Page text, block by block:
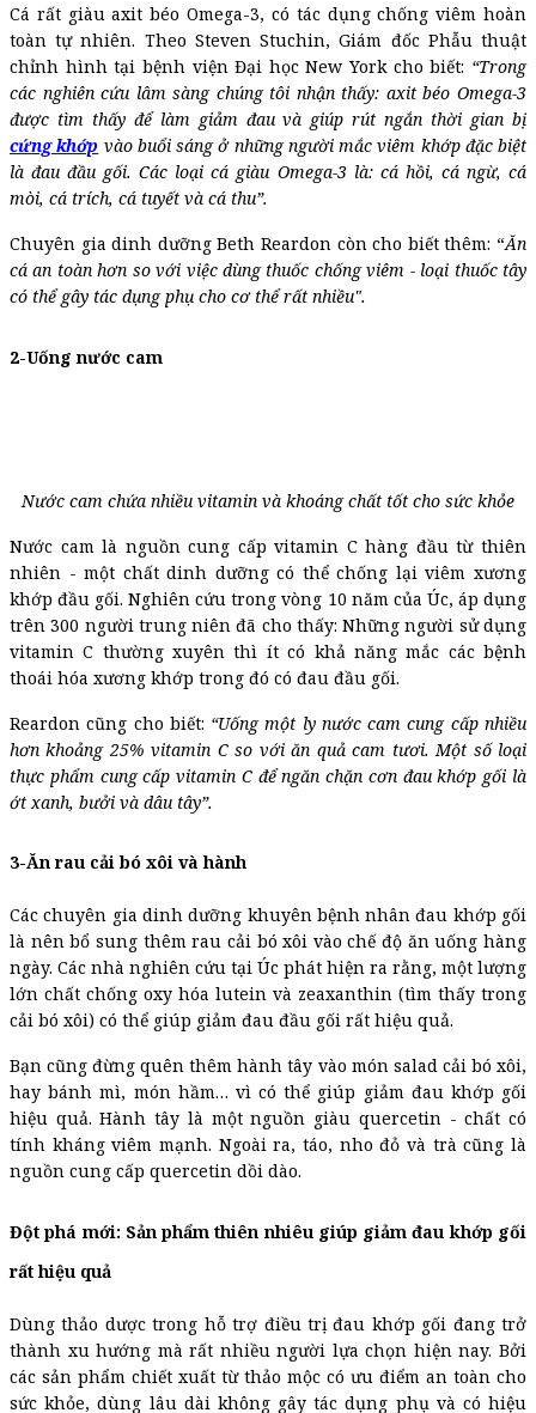
Cá rất giàu axit béo Omega-3, có tác dụng chống viêm hoàn
toàn tự nhiên. Theo Steven Stuchin, Giám đốc Phẫu thuật
chỉnh hình tại bệnh viện Đại học New York cho biết: “Trong
các nghiên cứu lâm sàng chúng tôi nhận thấy: axit béo Omega-3
được tìm thấy để làm giảm đau và giúp rút ngắn thời gian bị
cứng khớp vào buổi sáng ở những người mắc viêm khớp đặc biệt
là đau đầu gối. Các loại cá giàu Omega-3 là: cá hồi, cá ngừ, cá
mòi, cá trích, cá tuyết và cá thu”.
Chuyên gia dinh dưỡng Beth Reardon còn cho biết thêm: “Ăn
cá an toàn hơn so với việc dùng thuốc chống viêm - loại thuốc tây
có thể gây tác dụng phụ cho cơ thể rất nhiều".
2-Uống nước cam
Nước cam chứa nhiều vitamin và khoáng chất tốt cho sức khỏe
Nước cam là nguồn cung cấp vitamin C hàng đầu từ thiên
nhiên - một chất dinh dưỡng có thể chống lại viêm xương
khớp đầu gối. Nghiên cứu trong vòng 10 năm của Úc, áp dụng
trên 300 người trung niên đã cho thấy: Những người sử dụng
vitamin C thường xuyên thì ít có khả năng mắc các bệnh
thoái hóa xương khớp trong đó có đau đầu gối.
Reardon cũng cho biết: “Uống một ly nước cam cung cấp nhiều
hơn khoảng 25% vitamin C so với ăn quả cam tươi. Một số loại
thực phẩm cung cấp vitamin C để ngăn chặn cơn đau khớp gối là
ớt xanh, bưởi và dâu tây”.
3-Ăn rau cải bó xôi và hành
Các chuyên gia dinh dưỡng khuyên bệnh nhân đau khớp gối
là nên bổ sung thêm rau cải bó xôi vào chế độ ăn uống hàng
ngày. Các nhà nghiên cứu tại Úc phát hiện ra rằng, một lượng
lớn chất chống oxy hóa lutein và zeaxanthin (tìm thấy trong
cải bó xôi) có thể giúp giảm đau đầu gối rất hiệu quả.
Bạn cũng đừng quên thêm hành tây vào món salad cải bó xôi,
hay bánh mì, món hầm… vì có thể giúp giảm đau khớp gối
hiệu quả. Hành tây là một nguồn giàu quercetin - chất có
tính kháng viêm mạnh. Ngoài ra, táo, nho đỏ và trà cũng là
nguồn cung cấp quercetin dồi dào.
Đột phá mới: Sản phẩm thiên nhiêu giúp giảm đau khớp gối
rất hiệu quả
Dùng thảo dược trong hỗ trợ điều trị đau khớp gối đang trở
thành xu hướng mà rất nhiều người lựa chọn hiện nay. Bởi
các sản phẩm chiết xuất từ thảo mộc có ưu điểm an toàn cho
sức khỏe, dùng lâu dài không gây tác dụng phụ và có hiệu